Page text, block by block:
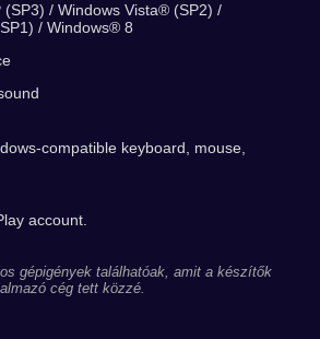
(SP3) / Windows Vista® (SP2) /
/ Windows® 8
compatible keyboard, mouse,
account.
gépigények találhatóak, amit a készítők
cég tett közzé.